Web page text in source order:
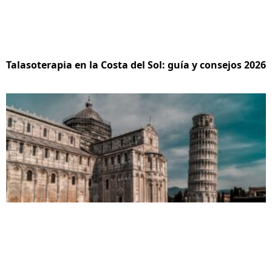
Talasoterapia en la Costa del Sol: guía y consejos 2026